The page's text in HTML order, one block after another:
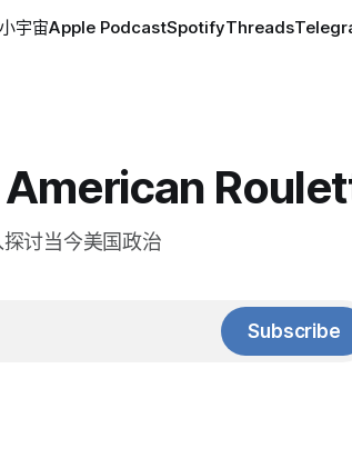
小宇宙Apple PodcastSpotifyThreads
American
探讨当今美国政治
Subscribe